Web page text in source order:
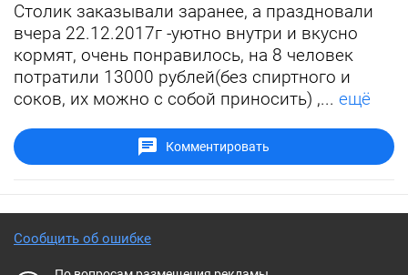
Столик заказывали заранее, а праздновали
вчера 22.12.2017г -уютно внутри и вкусно
кормят, очень понравилось, на 8 человек
потратили 13000 рублей(без спиртного и
соков, их можно с собой приносить) ,... ещё
Комментировать
Сообщить об ошибке